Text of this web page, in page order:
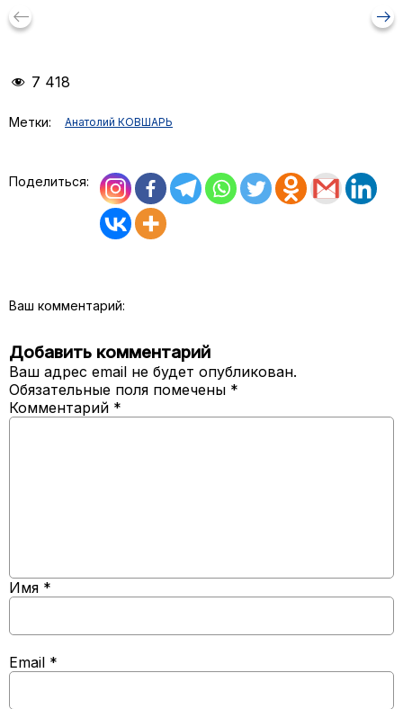
keyboard_backspace arrow_right_alt
7 418
Метки: Анатолий КОВШАРЬ
Поделиться:
Ваш комментарий:
Добавить комментарий
Ваш адрес email не будет опубликован.
Обязательные поля помечены *
Комментарий *
Имя *
Email *